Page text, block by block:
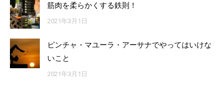
筋肉を柔らかくする鉄則！
2021年3月1日
ピンチャ・マユーラ・アーサナでやってはいけな
いこと
2021年3月1日